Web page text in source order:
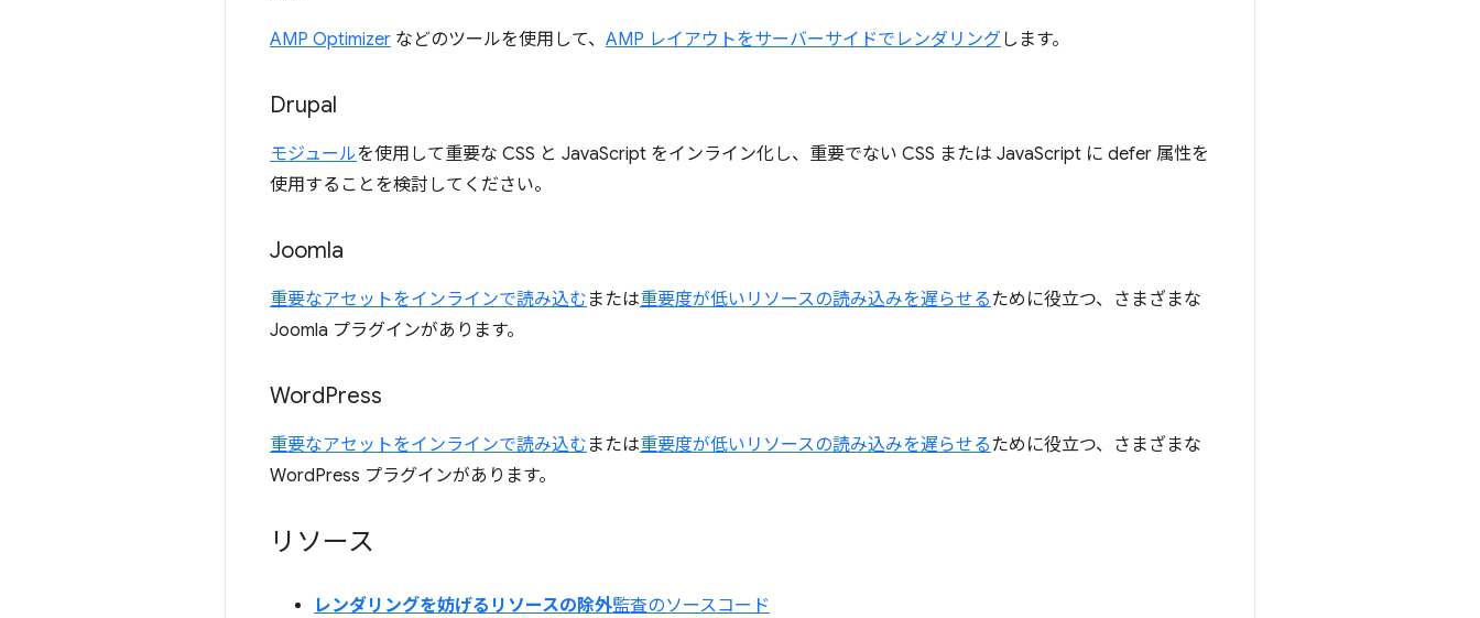
AMP Optimizer などのツールを使用して、 AMP レイアウトをサーバーサイドでレンダリングします。
Drupal
モジュールを使用して重要な CSS と JavaScript をインライン化し、重要でない CSS または JavaScript に defer 属性を
使用することを検討してください。
Joomla
重要なアセットをインラインで読み込む または重要度が低いリソースの読み込みを遅らせる ために役立つ、さまざまな
Joomla プラグインがあります。
WordPress
重要なアセットをインラインで読み込む または重要度が低いリソースの読み込みを遅らせる ために役立つ、さまざまな
WordPress プラグインがあります。
リソース
レンダリングを妨げるリソースの除外監査のソースコード